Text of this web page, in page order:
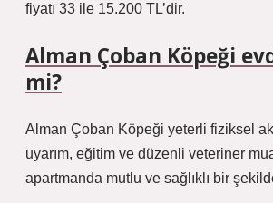
fiyatı 33 ile 15.200 TL’dir.
Alman Çoban Köpeği
mi?
Alman Çoban Köpeği yeterli fiziksel
uyarım, eğitim ve düzenli veteriner
apartmanda mutlu ve sağlıklı bir